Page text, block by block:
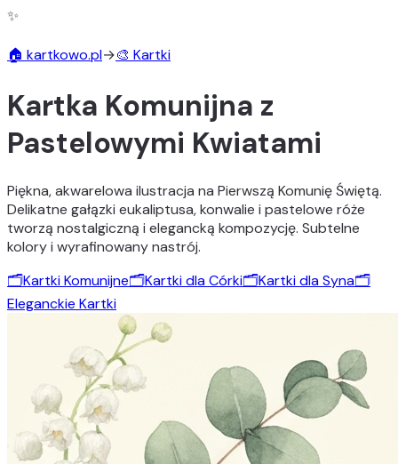
✨
🏠 kartkowo.pl→🎨 Kartki
Kartka Komunijna z
Pastelowymi Kwiatami
Piękna, akwarelowa ilustracja na Pierwszą Komunię Świętą.
Delikatne gałązki eukaliptusa, konwalie i pastelowe róże
tworzą nostalgiczną i elegancką kompozycję. Subtelne
kolory i wyrafinowany nastrój.
🗂️Kartki Komunijne🗂️Kartki dla Córki🗂️Kartki dla Syna🗂️
Eleganckie Kartki